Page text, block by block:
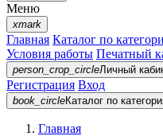
Меню
xmark
Главная Каталог по
Условия работы Печатный
person_crop_circleЛичный
Регистрация Вход
book_circleКаталог по
Главная